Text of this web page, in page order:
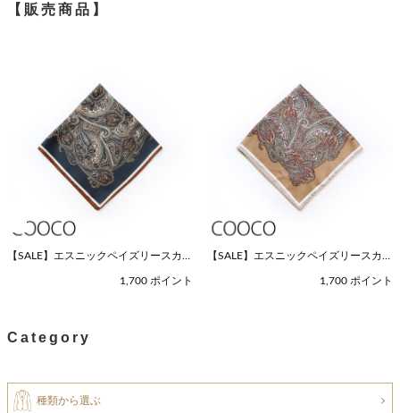
【販売商品】
【SALE】エスニックペイズリースカー
1,700 ポイント
【SALE】エスニックペイズリースカー
1,700 ポイント
Category
種類から選ぶ